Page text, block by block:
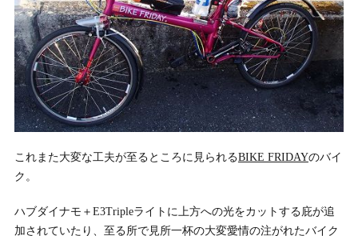
これまた大変な工夫が至るところに見られるBIKE FRIDAYのバイ
ク。
ハブダイナモ＋E3Tripleライトに上方への光をカットする庇が追
加されていたり、至る所で見所一杯の大変愛情の注がれたバイク